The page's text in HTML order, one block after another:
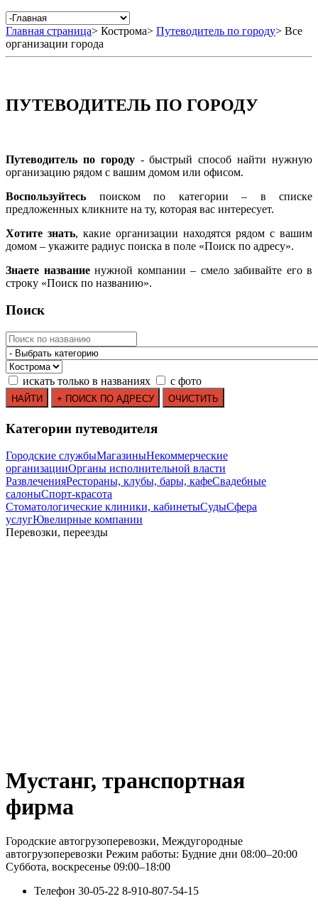
Главная страница> Кострома> Путеводитель по городу> Все
организации города
ПУТЕВОДИТЕЛЬ ПО ГОРОДУ
Путеводитель по городу- быстрый способ найти нужную
организацию рядом с вашим домом или офисом.
Воспользуйтесь поиском по категории – в списке
предложенных кликните на ту, которая вас интересует.
Хотите знать, какие организации находятся рядом с вашим
домом – укажите радиус поиска в поле «Поиск по адресу».
Знаете названиенужной компании – смело забивайте его в
строку «Поиск по названию».
Поиск
искать только в названиях с фото
Категории путеводителя
Городские службыМагазиныНекоммерческие
организацииОрганы исполнительной власти
РазвлеченияРестораны, клубы, бары, кафеСвадебные
салоныСпорт-красота
Стоматологические клиники, кабинетыСудыСфера
услугЮвелирные компании
Перевозки, переезды
Мустанг, транспортная
фирма
Городские автогрузоперевозки, Междугородные
автогрузоперевозки Режим работы: Будние дни 08:00–20:00
Суббота, воскресенье 09:00–18:00
Телефон 30-05-22 8-910-807-54-15